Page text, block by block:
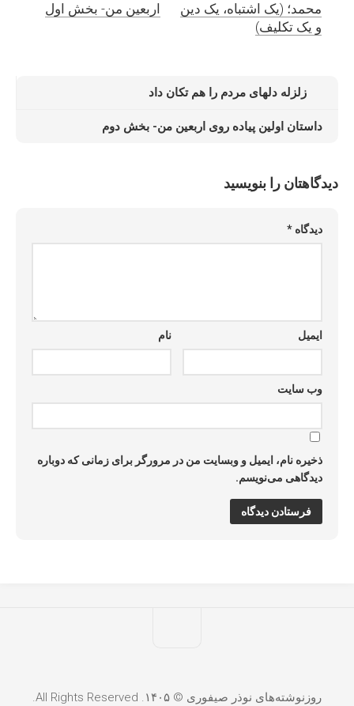
اربعین من- بخش اول
محمد؛ (یک اشتباه، یک دین
و یک تکلیف)
زلزله دلهای مردم را هم تکان داد
داستان اولین پیاده روی اربعین من- بخش دوم
دیدگاهتان را بنویسید
دیدگاه *
نام ایمیل
وب‌ سایت
ذخیره نام، ایمیل و وبسایت من در مرورگر برای زمانی که دوباره
دیدگاهی می‌نویسم.
روزنوشته‌های نوذر صیفوری © ۱۴۰۵. All Rights Reserved.